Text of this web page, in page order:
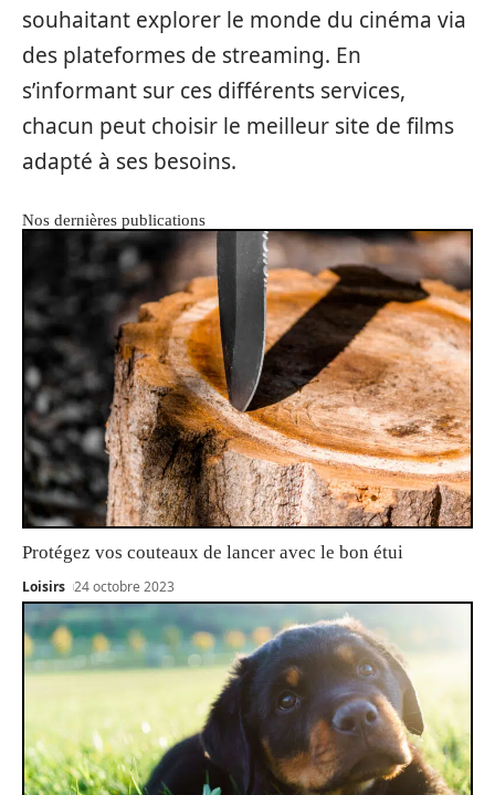
souhaitant explorer le monde du cinéma via
des plateformes de streaming. En
s’informant sur ces différents services,
chacun peut choisir le meilleur site de films
adapté à ses besoins.
Nos dernières publications
Protégez vos couteaux de lancer avec le bon étui
Loisirs 24 octobre 2023